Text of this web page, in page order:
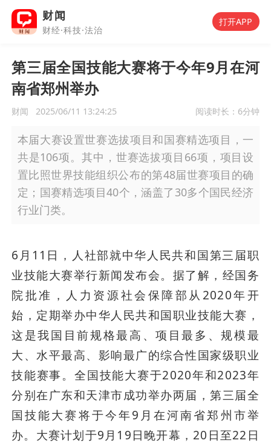
财闻
财经·科技·法治
打开APP
第三届全国技能大赛将于今年9月在河
南省郑州举办
财闻 2025/06/11 13:24:25 阅读时长： 6分钟
本届大赛设置世赛选拔项目和国赛精选项目，一
共是106项。其中，世赛选拔项目66项，项目设
置比照世界技能组织公布的第48届世赛项目的确
定；国赛精选项目40个，涵盖了30多个国民经济
行业门类。
6月11日，人社部就中华人民共和国第三届职
业技能大赛举行新闻发布会。据了解，经国务
院批准，人力资源社会保障部从2020年开
始，定期举办中华人民共和国职业技能大赛，
这是我国目前规格最高、项目最多、规模最
大、水平最高、影响最广的综合性国家级职业
技能赛事。全国技能大赛于2020年和2023年
分别在广东和天津市成功举办两届，第三届全
国技能大赛将于今年9月在河南省郑州市举
办。大赛计划于9月19日晚开幕，20日至22日